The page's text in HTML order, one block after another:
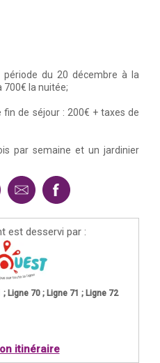
du 20 décembre à la
700€ la nuitée;
de séjour : 200€ + taxes de
par semaine et un jardinier
est desservi par :
Ligne 70 ; Ligne 71 ; Ligne 72
itinéraire